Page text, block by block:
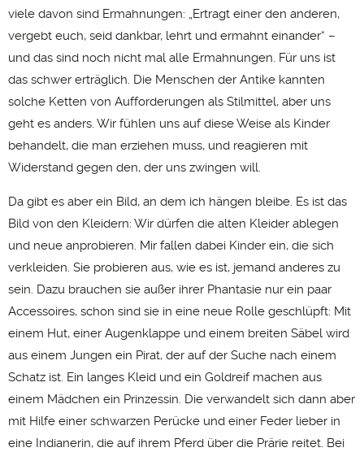
viele davon sind Ermahnungen: „Ertragt einer den anderen,
vergebt euch, seid dankbar, lehrt und ermahnt einander“ –
und das sind noch nicht mal alle Ermahnungen. Für uns ist
das schwer erträglich. Die Menschen der Antike kannten
solche Ketten von Aufforderungen als Stilmittel, aber uns
geht es anders. Wir fühlen uns auf diese Weise als Kinder
behandelt, die man erziehen muss, und reagieren mit
Widerstand gegen den, der uns zwingen will.
Da gibt es aber ein Bild, an dem ich hängen bleibe. Es ist das
Bild von den Kleidern: Wir dürfen die alten Kleider ablegen
und neue anprobieren. Mir fallen dabei Kinder ein, die sich
verkleiden. Sie probieren aus, wie es ist, jemand anderes zu
sein. Dazu brauchen sie außer ihrer Phantasie nur ein paar
Accessoires, schon sind sie in eine neue Rolle geschlüpft: Mit
einem Hut, einer Augenklappe und einem breiten Säbel wird
aus einem Jungen ein Pirat, der auf der Suche nach einem
Schatz ist. Ein langes Kleid und ein Goldreif machen aus
einem Mädchen ein Prinzessin. Die verwandelt sich dann aber
mit Hilfe einer schwarzen Perücke und einer Feder lieber in
eine Indianerin, die auf ihrem Pferd über die Prärie reitet. Bei